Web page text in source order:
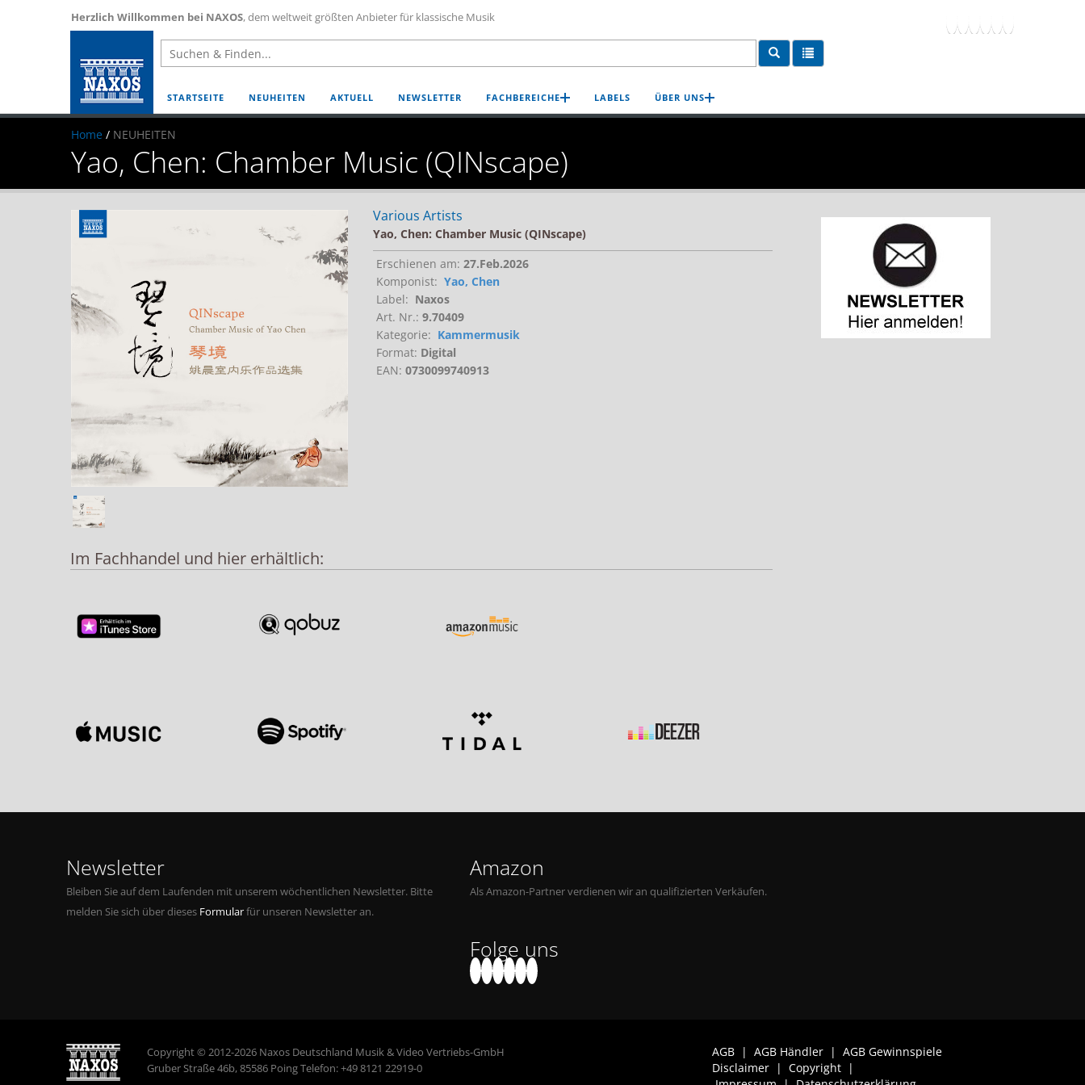
Herzlich Willkommen bei NAXOS, dem weltweit größten Anbieter für klassische Musik
STARTSEITE NEUHEITEN AKTUELL NEWSLETTER FACHBEREICHE LABELS ÜBER UNS
Home / NEUHEITEN
Yao, Chen: Chamber Music (QINscape)
Various Artists
Yao, Chen: Chamber Music (QINscape)
Erschienen am: 27.Feb.2026
Komponist: Yao, Chen
Label: Naxos
Art. Nr.: 9.70409
Kategorie: Kammermusik
Format: Digital
EAN: 0730099740913
Im Fachhandel und hier erhältlich:
Newsletter
Bleiben Sie auf dem Laufenden mit unserem wöchentlichen Newsletter. Bitte
melden Sie sich über dieses Formularfür unseren Newsletter an.
Amazon
Als Amazon-Partner verdienen wir an qualifizierten Verkäufen.
Folge uns
Copyright © 2012-2026 Naxos Deutschland Musik & Video Vertriebs-GmbH
Gruber Straße 46b, 85586 Poing Telefon: +49 8121 22919-0
AGB | AGB Händler | AGB Gewinnspiele
Disclaimer | Copyright |